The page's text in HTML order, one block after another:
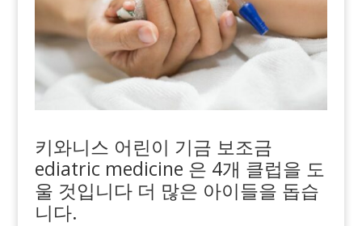
키와니스 어린이 기금 보조금
ediatric medicine 은 4개 클럽을 도
울 것입니다더 많은 아이들을 돕습
니다.